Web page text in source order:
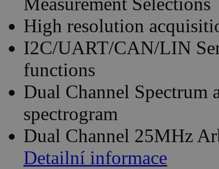
High resolution
I2C/UART/CAN/LIN
functions
Dual Channel
spectrogram
Dual Channel 25MHz
Detailní informace